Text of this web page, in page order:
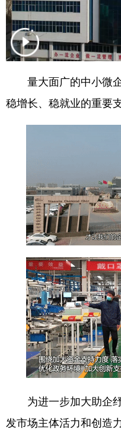
食品
学术中国 乡村振兴
彩票 娱乐
地方频道
北京 天津
辽宁 吉林
浙江 安徽
山东 河南
广东 广西
四川 贵州
陕西 甘肃
量大面广的中小微企
稳增长、稳就业的重要支
为进一步加大助企纾
发市场主体活力和创造